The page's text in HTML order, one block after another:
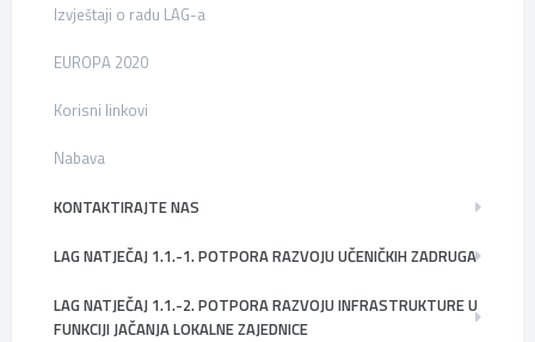
Izvještaji o radu LAG-a
EUROPA 2020
Korisni linkovi
Nabava
KONTAKTIRAJTE NAS
LAG NATJEČAJ 1.1.-1. POTPORA RAZVOJU UČENIČKIH ZADRUGA
LAG NATJEČAJ 1.1.-2. POTPORA RAZVOJU INFRASTRUKTURE U
FUNKCIJI JAČANJA LOKALNE ZAJEDNICE